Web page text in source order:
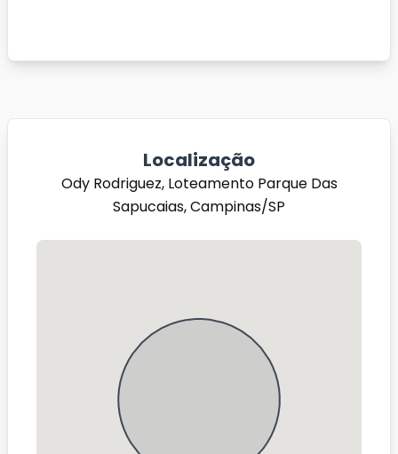
Localização
Ody Rodriguez, Loteamento Parque Das
Sapucaias, Campinas/SP